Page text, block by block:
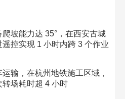
坡能力达 35°，在西安古城
控实现 1 小时内跨 3 个作业
输，在杭州地铁施工区域，
场耗时超 4 小时​